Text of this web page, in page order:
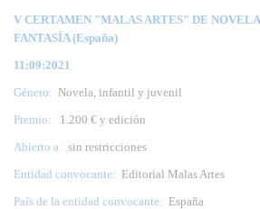
V CERTAMEN "MALAS ARTES" DE
FANTASÍA (España)
11:09:2021
Género: Novela, infantil y juvenil
Premio:
1.200 € y edición
Abierto a: sin restricciones
Entidad convocante: Editorial Malas Artes
País de la entidad convocante: España